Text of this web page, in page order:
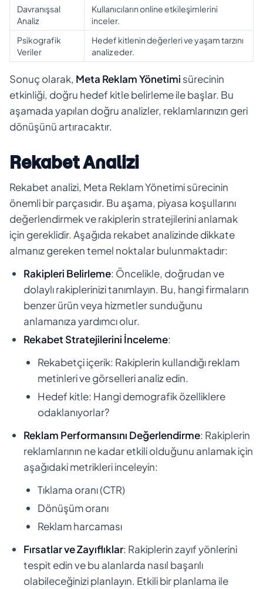
Davranışsal
Analiz
Kullanıcıların online etkileşimlerini
inceler.
Psikografik
Veriler
Hedef kitlenin değerleri ve yaşam tarzını
analiz eder.
Sonuç olarak, Meta Reklam Yönetimi sürecinin
etkinliği, doğru hedef kitle belirleme ile başlar. Bu
aşamada yapılan doğru analizler, reklamlarınızın geri
dönüşünü artıracaktır.
Rekabet Analizi
Rekabet analizi, Meta Reklam Yönetimi sürecinin
önemli bir parçasıdır. Bu aşama, piyasa koşullarını
değerlendirmek ve rakiplerin stratejilerini anlamak
için gereklidir. Aşağıda rekabet analizinde dikkate
almanız gereken temel noktalar bulunmaktadır:
Rakipleri Belirleme: Öncelikle, doğrudan ve
dolaylı rakiplerinizi tanımlayın. Bu, hangi firmaların
benzer ürün veya hizmetler sunduğunu
anlamanıza yardımcı olur.
Rekabet Stratejilerini İnceleme:
Rekabetçi içerik: Rakiplerin kullandığı reklam
metinleri ve görselleri analiz edin.
Hedef kitle: Hangi demografik özelliklere
odaklanıyorlar?
Reklam Performansını Değerlendirme: Rakiplerin
reklamlarının ne kadar etkili olduğunu anlamak için
aşağıdaki metrikleri inceleyin:
Tıklama oranı (CTR)
Dönüşüm oranı
Reklam harcaması
Fırsatlar ve Zayıflıklar: Rakiplerin zayıf yönlerini
tespit edin ve bu alanlarda nasıl başarılı
olabileceğinizi planlayın. Etkili bir planlama ile